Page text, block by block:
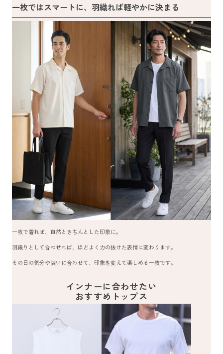
一枚ではスマートに、羽織れば軽やかに決まる
一枚で着れば、自然ときちんとした印象に。
羽織りとして合わせれば、ほどよく力の抜けた表情に変わります。
その日の気分や装いに合わせて、印象を変えて楽しめる一枚です。
インナーに合わせたい
おすすめトップス